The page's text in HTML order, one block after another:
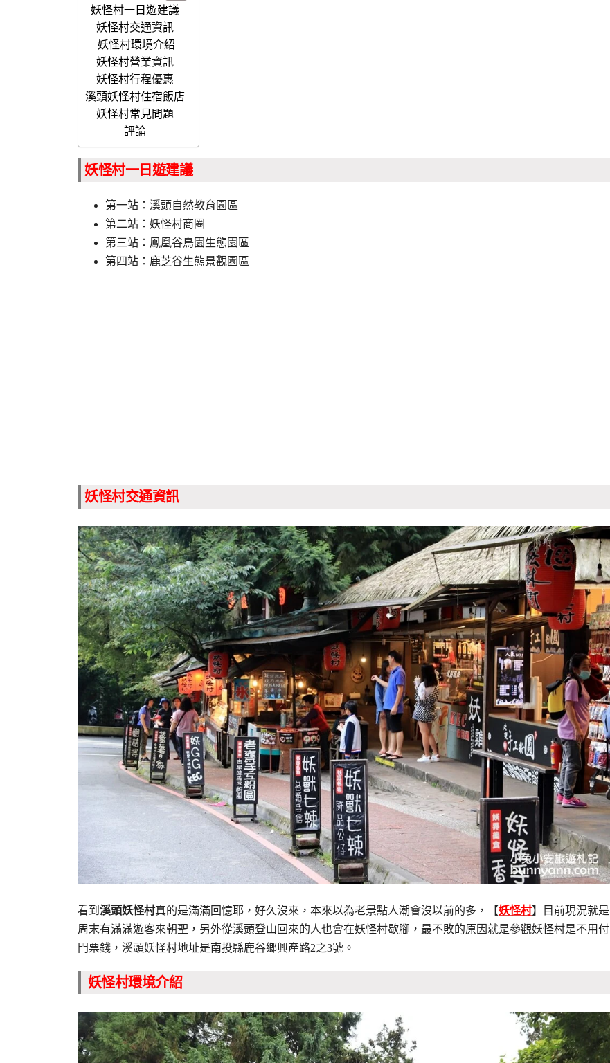
妖怪村一日遊建議
妖怪村交通資訊
妖怪村環境介紹
妖怪村營業資訊
妖怪村行程優惠
溪頭妖怪村住宿飯店
妖怪村常見問題
評論
妖怪村一日遊建議
第一站：溪頭自然教育園區
第二站：妖怪村商圈
第三站：鳳凰谷鳥園生態園區
第四站：鹿芝谷生態景觀園區
妖怪村交通資訊
看到 溪頭妖怪村真的是滿滿回憶耶，好久沒來，本來以為老景點人潮會沒以前的多，【妖怪村】目前現況就是
周末有滿滿遊客來朝聖，另外從溪頭登山回來的人也會在妖怪村歇腳，最不敗的原因就是參觀妖怪村是不用付
門票錢，溪頭妖怪村地址是南投縣鹿谷鄉興產路2之3號。
妖怪村環境介紹